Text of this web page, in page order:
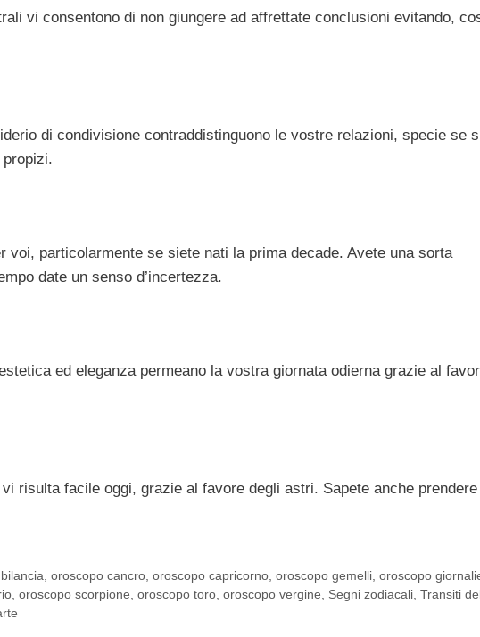
vi consentono di non giungere ad affrettate conclusioni evitando,
di condivisione contraddistinguono le vostre relazioni, specie se
voi, particolarmente se siete nati la prima decade. Avete una sorta
date un senso d’incertezza.
ed eleganza permeano la vostra giornata odierna grazie al
risulta facile oggi, grazie al favore degli astri. Sapete anche
,oroscopo cancro ,oroscopo capricorno ,oroscopo gemelli ,oroscopo
oroscopo scorpione oroscopo toro oroscopo vergine Segni zodiacali Transiti